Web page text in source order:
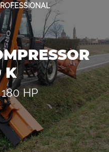
K
HP